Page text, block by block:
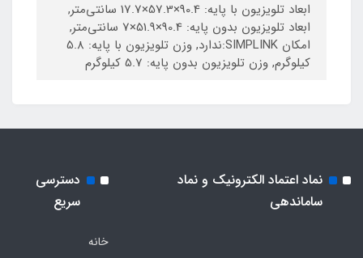
ابعاد تلویزیون با پایه: 90.4×57.3×17.7 سانتی‌متر,
ابعاد تلویزیون بدون پایه: 90.4×51.9×7 سانتی‌متر,
امکان SIMPLINK:ندارد, وزن تلویزیون با پایه: 5.8
کیلوگرم, وزن تلویزیون بدون پایه: 5.7 کیلوگرم
نماد اعتماد الکترونیک و نماد
ساماندهی
دسترسی
سریع
خانه